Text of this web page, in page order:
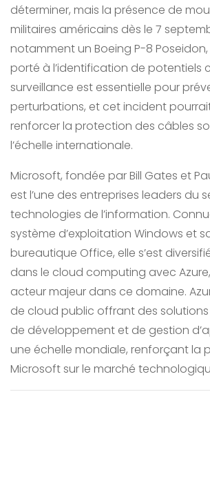
déterminer, mais la présence de
militaires américains dès le 7
notamment un Boeing P-8 Poseidon,
porté à l’identification de potentiels
surveillance est essentielle pour
perturbations, et cet incident
renforcer la protection des câbles
l’échelle internationale.
Microsoft, fondée par Bill Gates et
est l’une des entreprises leaders du
technologies de l’information.
système d’exploitation Windows et
bureautique Office, elle s’est
dans le cloud computing avec
acteur majeur dans ce domaine.
de cloud public offrant des solutions
de développement et de gestion
une échelle mondiale, renforçant la
Microsoft sur le marché